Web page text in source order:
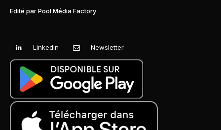
Edité par Pool Média Factory
Linkedin Newsletter